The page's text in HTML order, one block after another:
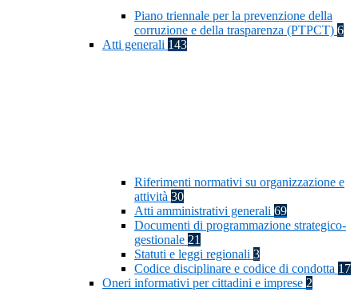
Piano triennale per la prevenzione della
corruzione e della trasparenza (PTPCT) 6
Atti generali 143
Riferimenti normativi su organizzazione e
attività 30
Atti amministrativi generali 69
Documenti di programmazione strategico-
gestionale 21
Statuti e leggi regionali 3
Codice disciplinare e codice di condotta 17
Oneri informativi per cittadini e imprese 2